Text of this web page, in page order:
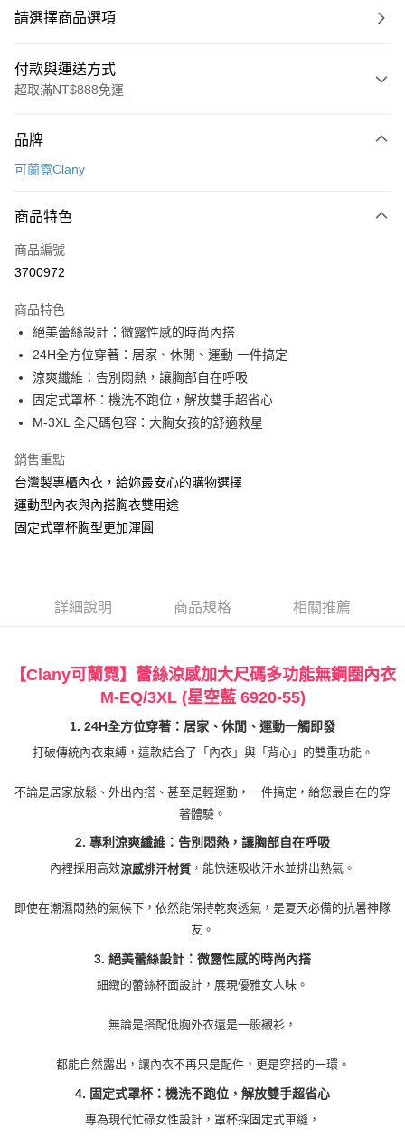
請選擇商品選項
付款與運送方式
超取滿NT$888免運
信用卡一次付款
LINE Pay
Apple Pay
悠遊付
全盈+PAY
AFTEE先享後付
相關說明
【關於「AFTEE先享後付」】
便利好安心！
１．簡單：不需註冊會員、不需綁卡、不需儲值。
２．便利：只要手機號碼，簡訊認證，即可結帳。
３．安心：先確認商品／服務後，再付款。
３．收到繳費通知簡訊後14天內，點擊此簡訊中的連結，可透過四大超商／
後付繳納相關費用。
※ 交易是否成功請以「AFTEE先享後付 」之結帳頁面顯示為準，若有關於
是否繳費成功／繳費後需取消欲退款等相關疑問，請聯繫「AFTEE先享後付
客戶支援中心」https://netprotections.freshdesk.com/support/home
【注意事項】
易，需依本服務之必要範圍內提供個人資料，並將交易相關給付款項請求債
權轉讓予恩沛科技股份有限公司。
２．關於個人資料處理事宜，請瀏覽以下網址：
https://aftee.tw/terms/#terms3
３．未成年的使用者請事先徵得法定代理人或監護人之同意方可使用
「AFTEE先享後付」，若未經同意申辦者引起之損失，本公司不負相關責
４．使用「AFTEE先享後付」時，將依據個別帳號之用戶狀況，依本公司即
時審查核予不同之上限額度；若仍有額度不足之情形，本公司將視審查結果
恩沛科技股份有限公司將有權停止該用戶之使用額度並採取法律行動。
運送方式
全家付款取貨
每筆NT$90，滿NT$888(含以上)免運費
付款後7-11取貨
宅配
品牌
可蘭霓Clany
商品特色
商品編號
3700972
商品特色
絕美蕾絲設計：微露性感的時尚內搭
24H全方位穿著：居家、休閒、運動 一件搞定
涼爽纖維：告別悶熱，讓胸部自在呼吸
固定式罩杯：機洗不跑位，解放雙手超省心
M-3XL 全尺碼包容：大胸女孩的舒適救星
銷售重點
台灣製專櫃內衣，給妳最安心的購物選擇
運動型內衣與內搭胸衣雙用途
固定式罩杯胸型更加渾圓
詳細說明 商品規格 相關推薦
【Clany可蘭霓】蕾絲涼感加大尺碼多功能無鋼圈內衣
M-EQ/3XL (星空藍 6920-55)
1. 24H全方位穿著：居家、休閒、運動一觸即發
打破傳統內衣束縛，這款結合了「內衣」與「背心」的雙重功能。
不論是居家放鬆、外出內搭、甚至是輕運動，一件搞定，給您最自在的穿
著體驗。
2. 專利涼爽纖維：告別悶熱，讓胸部自在呼吸
內裡採用高效涼感排汗材質 ，能快速吸收汗水並排出熱氣。
即使在潮濕悶熱的氣候下，依然能保持乾爽透氣，是夏天必備的抗暑神隊
友。
3. 絕美蕾絲設計：微露性感的時尚內搭
細緻的蕾絲杯面設計，展現優雅女人味。
無論是搭配低胸外衣還是一般襯衫，
都能自然露出，讓內衣不再只是配件，更是穿搭的一環。
4. 固定式罩杯：機洗不跑位，解放雙手超省心
專為現代忙碌女性設計，罩杯採固定式車縫，